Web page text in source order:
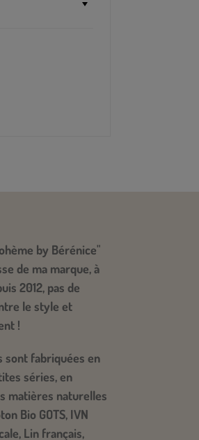
by Bérénice"
de ma marque, à
2012, pas de
le style et
!
sont fabriquées en
séries, en
matières naturelles
Bio GOTS, IVN
Lin français,